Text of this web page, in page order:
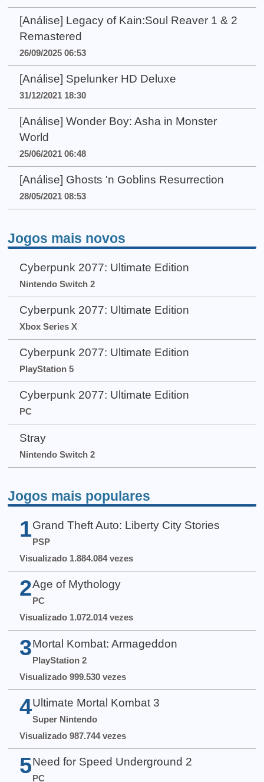
[Análise] Legacy of Kain:Soul Reaver 1 & 2
Remastered
26/09/2025 06:53
[Análise] Spelunker HD Deluxe
31/12/2021 18:30
[Análise] Wonder Boy: Asha in Monster
World
25/06/2021 06:48
[Análise] Ghosts 'n Goblins Resurrection
28/05/2021 08:53
Jogos mais novos
Cyberpunk 2077: Ultimate Edition
Nintendo Switch 2
Cyberpunk 2077: Ultimate Edition
Xbox Series X
Cyberpunk 2077: Ultimate Edition
PlayStation 5
Cyberpunk 2077: Ultimate Edition
PC
Stray
Nintendo Switch 2
Jogos mais populares
1 Grand Theft Auto: Liberty City Stories
PSP
Visualizado 1.884.084 vezes
2 Age of Mythology
PC
Visualizado 1.072.014 vezes
3 Mortal Kombat: Armageddon
PlayStation 2
Visualizado 999.530 vezes
4 Ultimate Mortal Kombat 3
Super Nintendo
Visualizado 987.744 vezes
5 Need for Speed Underground 2
PC